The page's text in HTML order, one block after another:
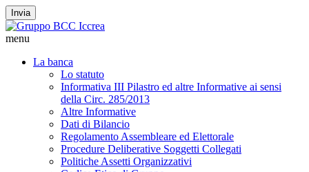
Invia
menu
La banca
Lo statuto
Informativa III Pilastro ed altre Informative ai sensi
della Circ. 285/2013
Altre Informative
Dati di Bilancio
Regolamento Assembleare ed Elettorale
Procedure Deliberative Soggetti Collegati
Politiche Assetti Organizzativi